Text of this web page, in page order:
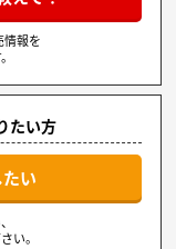
情報を
たい方
い
い。